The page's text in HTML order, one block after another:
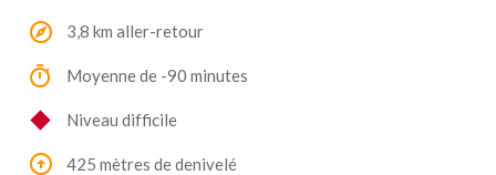
3,8 km aller-retour
Moyenne de -90 minutes
Niveau difficile
425 mètres de denivelé